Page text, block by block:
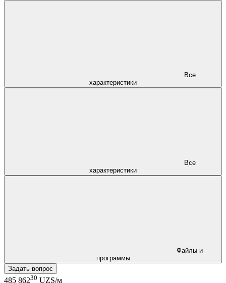
характеристики
характеристики
программы
Задать вопрос
485 86230 UZS/м